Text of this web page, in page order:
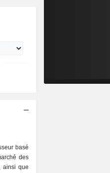
basé
des
ainsi que